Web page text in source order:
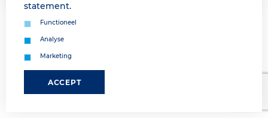
statement.
Functioneel
Analyse
Marketing
ACCEPT